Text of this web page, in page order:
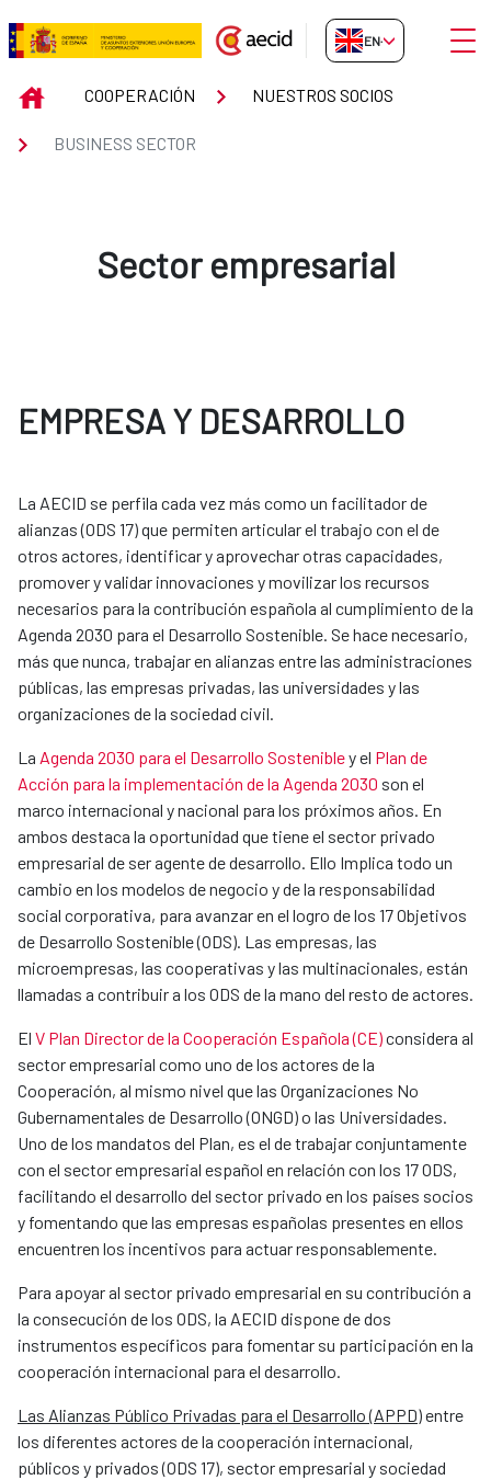
Skip to Main Content
BUSINESS SECTOR
EN-GB
INICIOCOOPERACIÓN NUESTROS SOCIOS
BUSINESS SECTOR
Sector empresarial
EMPRESA Y DESARROLLO
La AECID se perfila cada vez más como un facilitador de
alianzas (ODS 17) que permiten articular el trabajo con el de
otros actores, identificar y aprovechar otras capacidades,
promover y validar innovaciones y movilizar los recursos
necesarios para la contribución española al cumplimiento de la
Agenda 2030 para el Desarrollo Sostenible. Se hace necesario,
más que nunca, trabajar en alianzas entre las administraciones
públicas, las empresas privadas, las universidades y las
organizaciones de la sociedad civil.
La Agenda 2030 para el Desarrollo Sostenibley el Plan de
Acción para la implementación de la Agenda 2030 son el
marco internacional y nacional para los próximos años. En
ambos destaca la oportunidad que tiene el sector privado
empresarial de ser agente de desarrollo. Ello Implica todo un
cambio en los modelos de negocio y de la responsabilidad
social corporativa, para avanzar en el logro de los 17 Objetivos
de Desarrollo Sostenible (ODS). Las empresas, las
microempresas, las cooperativas y las multinacionales, están
llamadas a contribuir a los ODS de la mano del resto de actores.
El V Plan Director de la Cooperación Española (CE)considera al
sector empresarial como uno de los actores de la
Cooperación, al mismo nivel que las Organizaciones No
Gubernamentales de Desarrollo (ONGD) o las Universidades.
Uno de los mandatos del Plan, es el de trabajar conjuntamente
con el sector empresarial español en relación con los 17 ODS,
facilitando el desarrollo del sector privado en los países socios
y fomentando que las empresas españolas presentes en ellos
encuentren los incentivos para actuar responsablemente.
Para apoyar al sector privado empresarial en su contribución a
la consecución de los ODS, la AECID dispone de dos
instrumentos específicos para fomentar su participación en la
cooperación internacional para el desarrollo.
Las Alianzas Público Privadas para el Desarrollo (APPD)entre
los diferentes actores de la cooperación internacional,
públicos y privados (ODS 17), sector empresarial y sociedad